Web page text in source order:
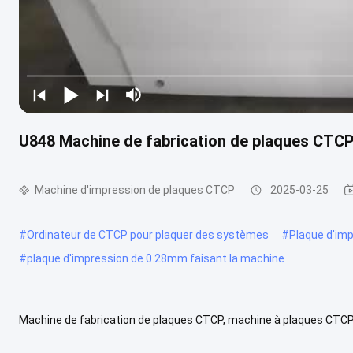
U848 Machine de fabrication de plaques
Machine d'impression de plaques CTCP 2025-03-25
#Ordinateur de CTCP pour plaquer des systèmes #Plaque
#plaque d'impression de 0.28mm faisant la machine
Machine de fabrication de plaques CTCP, machine à plaques